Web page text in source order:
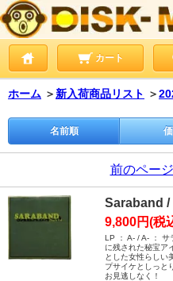
カート
ホーム ＞ 新入荷商品リスト ＞
名前順
前のペー
Saraband /
9,800円(税
LP ： A- / A- ： サ
に残された秘宝ア
とした女性らしい
プサイケとしっと
お見逃しなく！